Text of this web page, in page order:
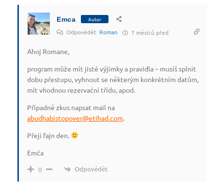
Emca Autor
Odpovědět Roman 7 měsíců před
Ahoj Romane,
program může mít jisté výjimky a pravidla – musíš splnit
dobu přestupu, vyhnout se některým konkrétním datům,
mít vhodnou rezervační třídu, apod.
Případně zkus napsat mail na
abudhabistopover@etihad.com.
Přeji fajn den.
Emča
0 Odpovědět